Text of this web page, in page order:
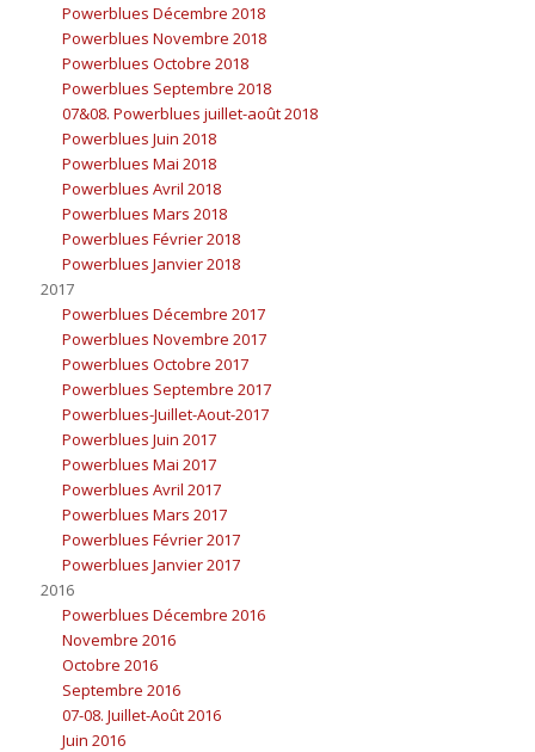
Powerblues Décembre 2018
Powerblues Novembre 2018
Powerblues Octobre 2018
Powerblues Septembre 2018
07&08. Powerblues juillet-août 2018
Powerblues Juin 2018
Powerblues Mai 2018
Powerblues Avril 2018
Powerblues Mars 2018
Powerblues Février 2018
Powerblues Janvier 2018
2017
Powerblues Décembre 2017
Powerblues Novembre 2017
Powerblues Octobre 2017
Powerblues Septembre 2017
Powerblues-Juillet-Aout-2017
Powerblues Juin 2017
Powerblues Mai 2017
Powerblues Avril 2017
Powerblues Mars 2017
Powerblues Février 2017
Powerblues Janvier 2017
2016
Powerblues Décembre 2016
Novembre 2016
Octobre 2016
Septembre 2016
07-08. Juillet-Août 2016
Juin 2016